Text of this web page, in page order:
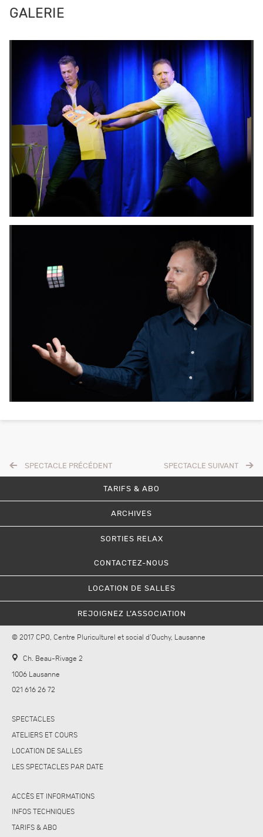
GALERIE
SPECTACLE SUIVANT
SPECTACLE PRÉCÉDENT
TARIFS & ABO
ARCHIVES
SORTIES RELAX
CONTACTEZ-NOUS
LOCATION DE SALLES
REJOIGNEZ L’ASSOCIATION
© 2017 CPO, Centre Pluriculturel et social d’Ouchy, Lausanne
Ch. Beau-Rivage 2
1006 Lausanne
021 616 26 72
SPECTACLES
ATELIERS ET COURS
LOCATION DE SALLES
LES SPECTACLES PAR DATE
ACCÈS ET INFORMATIONS
INFOS TECHNIQUES
TARIFS & ABO